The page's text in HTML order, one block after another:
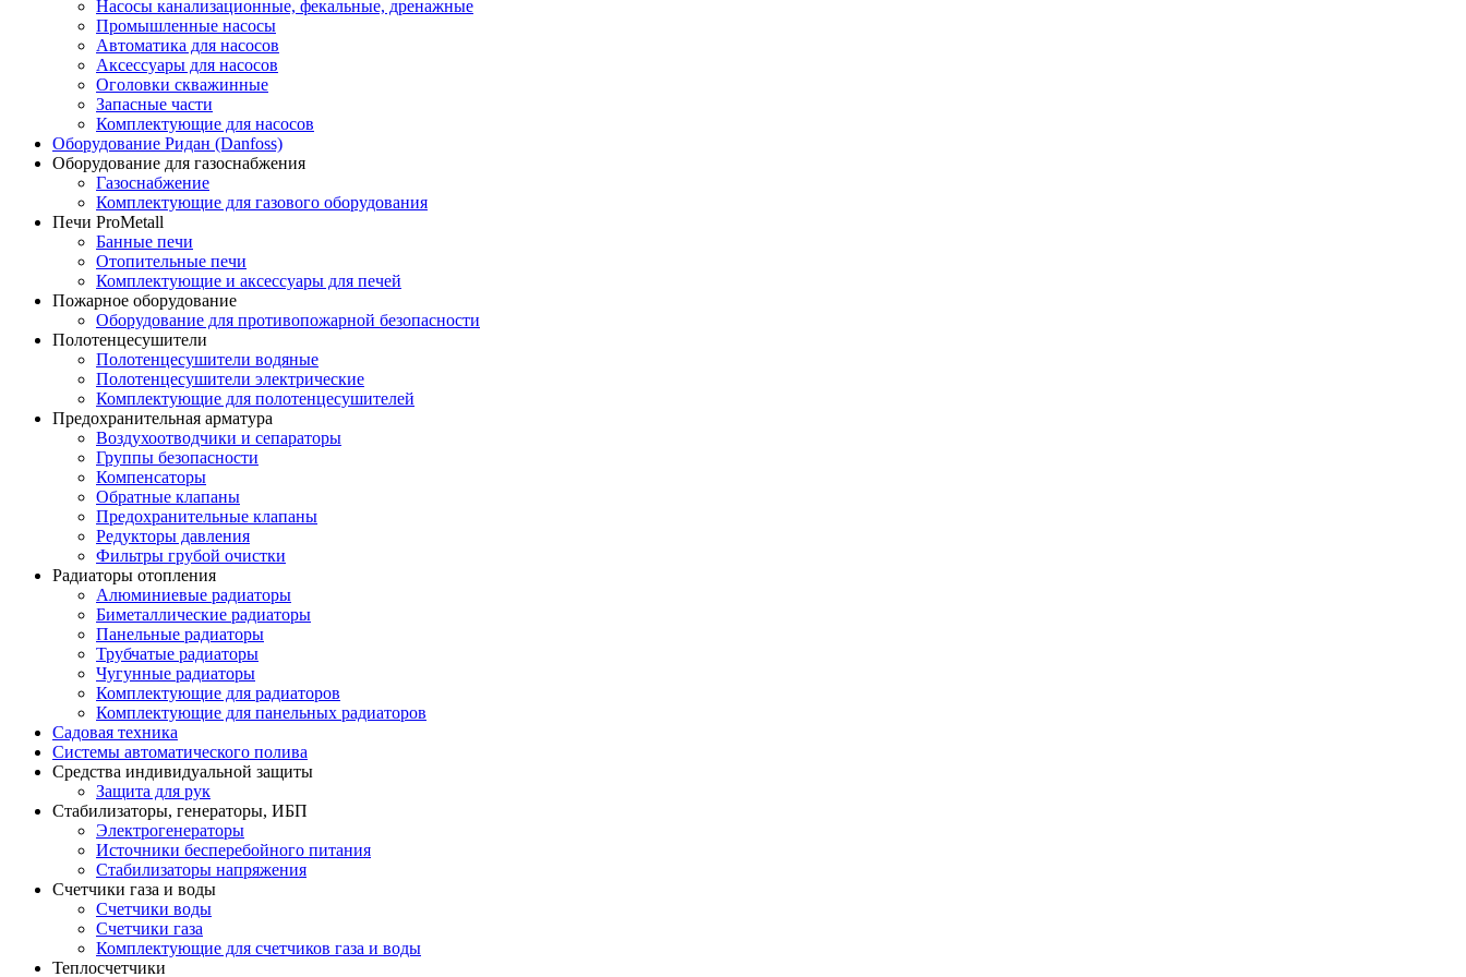
Насосы канализационные, фекальные, дренажные
Промышленные насосы
Автоматика для насосов
Аксессуары для насосов
Оголовки скважинные
Запасные части
Комплектующие для насосов
Оборудование Ридан (Danfoss)
Оборудование для газоснабжения
Газоснабжение
Комплектующие для газового оборудования
Печи ProMetall
Банные печи
Отопительные печи
Комплектующие и аксессуары для печей
Пожарное оборудование
Оборудование для противопожарной безопасности
Полотенцесушители
Полотенцесушители водяные
Полотенцесушители электрические
Комплектующие для полотенцесушителей
Предохранительная арматура
Воздухоотводчики и сепараторы
Группы безопасности
Компенсаторы
Обратные клапаны
Предохранительные клапаны
Редукторы давления
Фильтры грубой очистки
Радиаторы отопления
Алюминиевые радиаторы
Биметаллические радиаторы
Панельные радиаторы
Трубчатые радиаторы
Чугунные радиаторы
Комплектующие для радиаторов
Комплектующие для панельных радиаторов
Садовая техника
Системы автоматического полива
Средства индивидуальной защиты
Защита для рук
Стабилизаторы, генераторы, ИБП
Электрогенераторы
Источники бесперебойного питания
Стабилизаторы напряжения
Счетчики газа и воды
Счетчики воды
Счетчики газа
Комплектующие для счетчиков газа и воды
Теплосчетчики